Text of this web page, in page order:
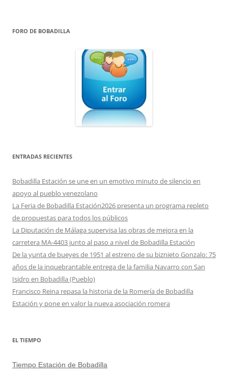
FORO DE BOBADILLA
ENTRADAS RECIENTES
Bobadilla Estación se une en un emotivo minuto de silencio en
apoyo al pueblo venezolano
La Feria de Bobadilla Estación2026 presenta un programa repleto
de propuestas para todos los públicos
La Diputación de Málaga supervisa las obras de mejora en la
carretera MA-4403 junto al paso a nivel de Bobadilla Estación
De la yunta de bueyes de 1951 al estreno de su biznieto Gonzalo: 75
años de la inquebrantable entrega de la familia Navarro con San
Isidro en Bobadilla (Pueblo)
Francisco Reina repasa la historia de la Romería de Bobadilla
Estación y pone en valor la nueva asociación romera
EL TIEMPO
Tiempo Estación de Bobadilla